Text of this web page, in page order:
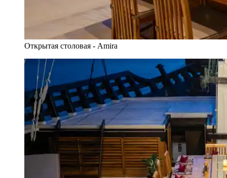
Открытая столовая - Amira